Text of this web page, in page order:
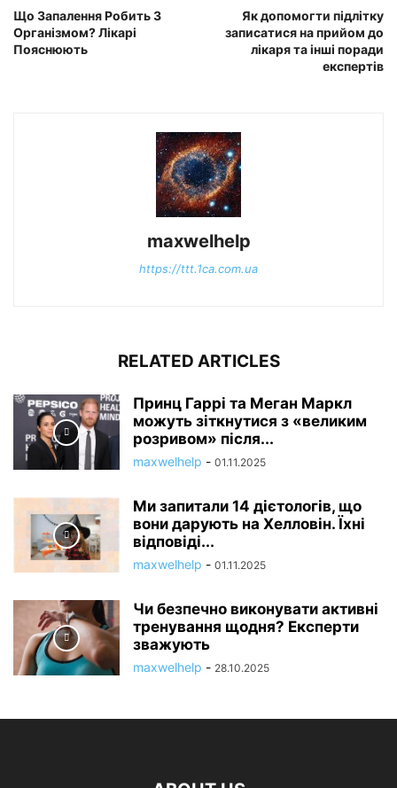
Що Запалення Робить З
Організмом? Лікарі
Пояснюють
Як допомогти підлітку
записатися на прийом до
лікаря та інші поради
експертів
maxwelhelp
https://ttt.1ca.com.ua
RELATED ARTICLES
Принц Гаррі та Меган Маркл
можуть зіткнутися з «великим
розривом» після...
maxwelhelp - 01.11.2025
Ми запитали 14 дієтологів, що
вони дарують на Хелловін. Їхні
відповіді...
maxwelhelp - 01.11.2025
Чи безпечно виконувати активні
тренування щодня? Експерти
зважують
maxwelhelp - 28.10.2025